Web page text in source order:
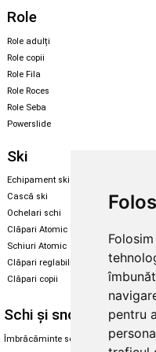
pentru
Role
Role adulți
Role copii
Role Fila
Role Roces
Role Seba
Powerslide
Ski
Echipament ski
Cască ski
Ochelari schi
Clăpari Atomic
Schiuri Atomic
Clăpari reglabili
Clăpari copii
Schi și snowboard
Îmbrăcăminte schi și snowboard